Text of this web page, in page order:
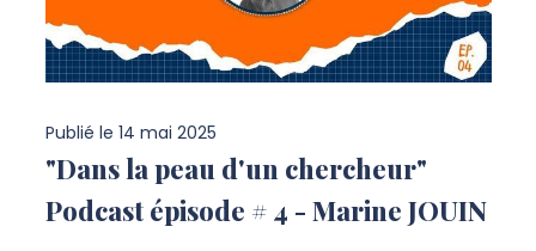
Publié le 14 mai 2025
"Dans la peau d'un chercheur"
Podcast épisode # 4 - Marine JOUIN